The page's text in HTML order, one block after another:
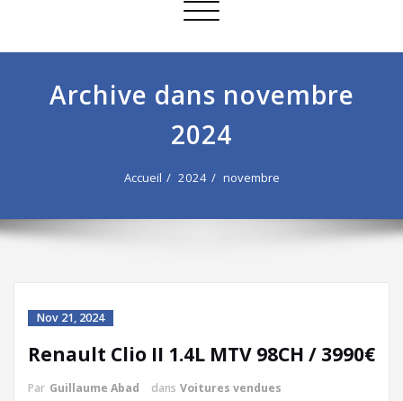
Afficher/masquer la navigation
Archive dans novembre
2024
Accueil 2024 novembre
Nov 21, 2024
Renault Clio II 1.4L MTV 98CH / 3990€
Par Guillaume Abad dans Voitures vendues